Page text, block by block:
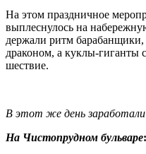
На этом праздничное
выплеснулось на
держали ритм барабанщики,
драконом, а куклы-гиганты
шествие.
В этот же день
На Чистопрудном бульваре: